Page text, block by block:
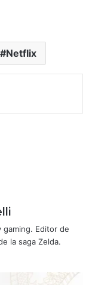
Netflix
gaming. Editor de
la saga Zelda.